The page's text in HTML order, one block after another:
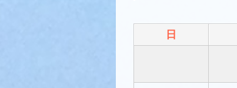
日